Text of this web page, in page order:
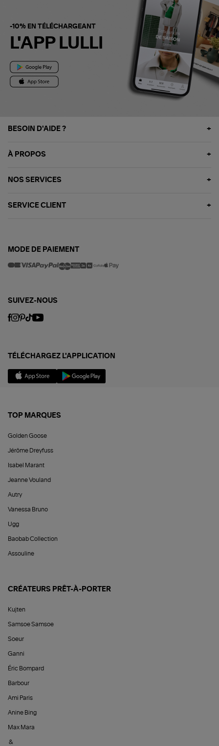
-10% EN TÉLÉCHARGEANT
L'APP LULLI
BESOIN D'AIDE ?
À PROPOS
NOS SERVICES
SERVICE CLIENT
MODE DE PAIEMENT
SUIVEZ-NOUS
TÉLÉCHARGEZ L'APPLICATION
TOP MARQUES
Golden Goose
Jérôme Dreyfuss
Isabel Marant
Jeanne Vouland
Autry
Vanessa Bruno
Ugg
Baobab Collection
Assouline
CRÉATEURS PRÊT-À-PORTER
Kujten
Samsoe Samsoe
Soeur
Ganni
Éric Bompard
Barbour
Ami Paris
Anine Bing
Max Mara
&